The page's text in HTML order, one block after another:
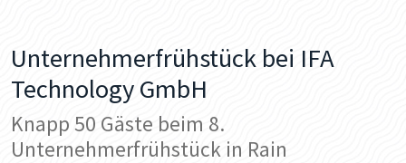
Unternehmerfrühstück bei IFA
Technology GmbH
Knapp 50 Gäste beim 8.
Unternehmerfrühstück in Rain